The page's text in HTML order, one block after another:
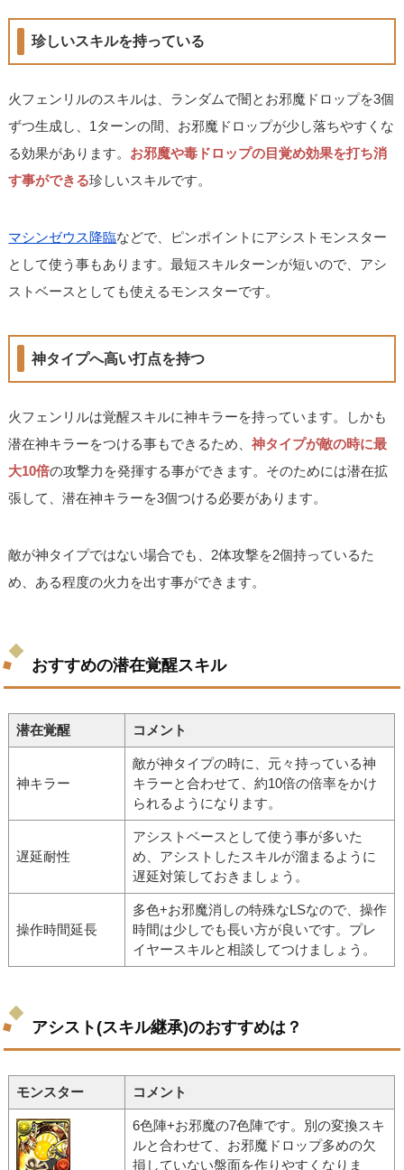
珍しいスキルを持っている
火フェンリルのスキルは、ランダムで闇とお邪魔ドロップを3個
ずつ生成し、1ターンの間、お邪魔ドロップが少し落ちやすくな
る効果があります。 お邪魔や毒ドロップの目覚め効果を打ち消
す事ができる珍しいスキルです。
マシンゼウス降臨などで、ピンポイントにアシストモンスター
として使う事もあります。最短スキルターンが短いので、アシ
ストベースとしても使えるモンスターです。
神タイプへ高い打点を持つ
火フェンリルは覚醒スキルに神キラーを持っています。しかも
潜在神キラーをつける事もできるため、神タイプが敵の時に最
大10倍の攻撃力を発揮する事ができます。そのためには潜在拡
張して、潜在神キラーを3個つける必要があります。
敵が神タイプではない場合でも、2体攻撃を2個持っているた
め、ある程度の火力を出す事ができます。
おすすめの潜在覚醒スキル
潜在覚醒 コメント
神キラー
敵が神タイプの時に、元々持っている神
キラーと合わせて、約10倍の倍率をかけ
られるようになります。
遅延耐性
アシストベースとして使う事が多いた
め、アシストしたスキルが溜まるように
遅延対策しておきましょう。
操作時間延長
多色+お邪魔消しの特殊なLSなので、操作
時間は少しでも長い方が良いです。プレ
イヤースキルと相談してつけましょう。
アシスト(スキル継承)のおすすめは？
モンスター コメント
6色陣+お邪魔の7色陣です。別の変換スキ
ルと合わせて、お邪魔ドロップ多めの欠
損していない盤面を作りやすくなりま